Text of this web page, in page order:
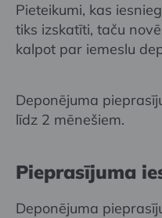
Pieteikumi, kas
tiks izskatīti, taču
kalpot par iemeslu
Deponējuma
līdz 2 mēnešiem.
Pieprasījuma
Deponējuma